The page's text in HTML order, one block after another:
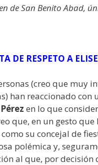
de San Benito Abad,
DE RESPETO A
(creo que muy
han reaccionado
en lo que
que, en un gesto
como su concejal de
polémica y,
al que, por